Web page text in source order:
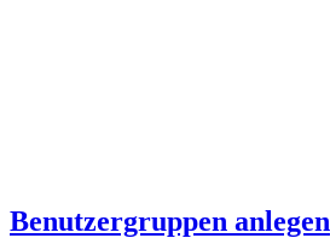
Benutzergruppen anlegen